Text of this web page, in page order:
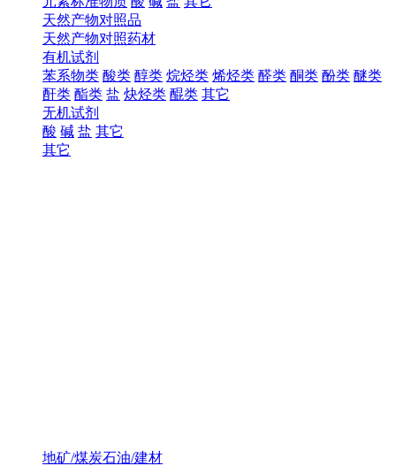
天然产物对照品
天然产物对照药材
有机试剂
苯系物类 酸类 醇类 烷烃类 烯烃类 醛类 酮类 酚类 醚类
酐类 酯类 盐 炔烃类 醌类 其它
无机试剂
酸 碱 盐 其它
其它
地矿/煤炭石油/建材